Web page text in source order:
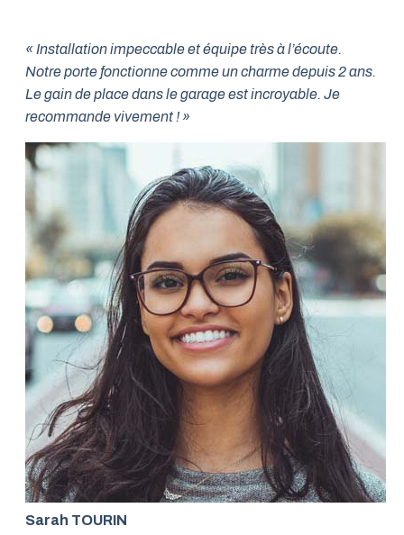
« Installation impeccable et équipe très à l’écoute.
Notre porte fonctionne comme un charme depuis 2 ans.
Le gain de place dans le garage est incroyable. Je
recommande vivement ! »
Sarah TOURIN